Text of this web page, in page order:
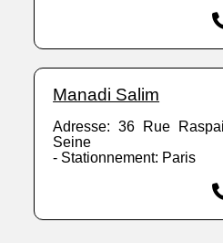
Manadi Salim
Adresse: 36 Rue
Seine
- Stationnement: Paris